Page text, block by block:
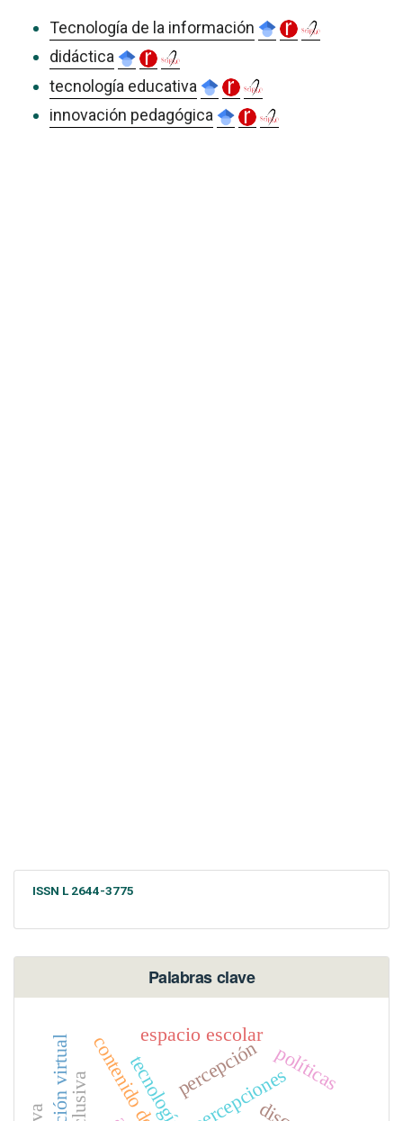
Tecnología de la información
didáctica
tecnología educativa
innovación pedagógica
ISSN L 2644-3775
Palabras clave
percepcionespolíticas
espacio escolar
percepción